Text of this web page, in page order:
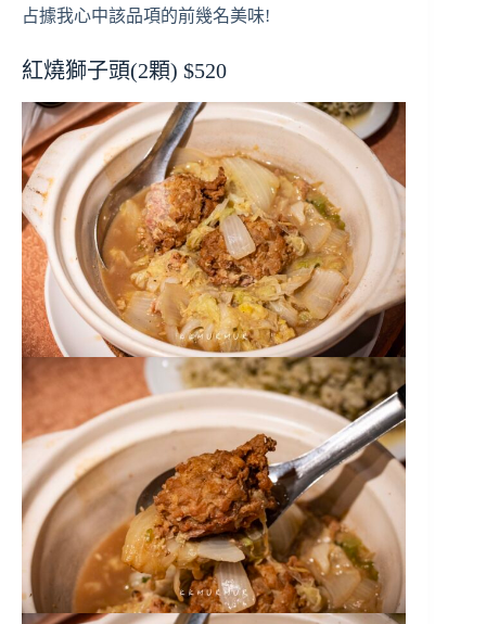
占據我心中該品項的前幾名美味!
紅燒獅子頭(2顆) $520